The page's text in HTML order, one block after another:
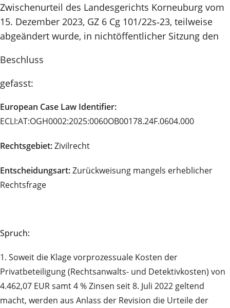
Zwischenurteil des Landesgerichts Korneuburg vom
15. Dezember 2023, GZ 6 Cg 101/22s‑23, teilweise
abgeändert wurde, in nichtöffentlicher Sitzung den
Beschluss
gefasst:
European Case Law Identifier:
ECLI:AT:OGH0002:2025:0060OB00178.24F.0604.000
Rechtsgebiet:Zivilrecht
Entscheidungsart:Zurückweisung mangels erheblicher
Rechtsfrage
Spruch:
1. Soweit die Klage vorprozessuale Kosten der
Privatbeteiligung (Rechtsanwalts- und Detektivkosten) von
4.462,07 EUR samt 4 % Zinsen seit 8. Juli 2022 geltend
macht, werden aus Anlass der Revision die Urteile der